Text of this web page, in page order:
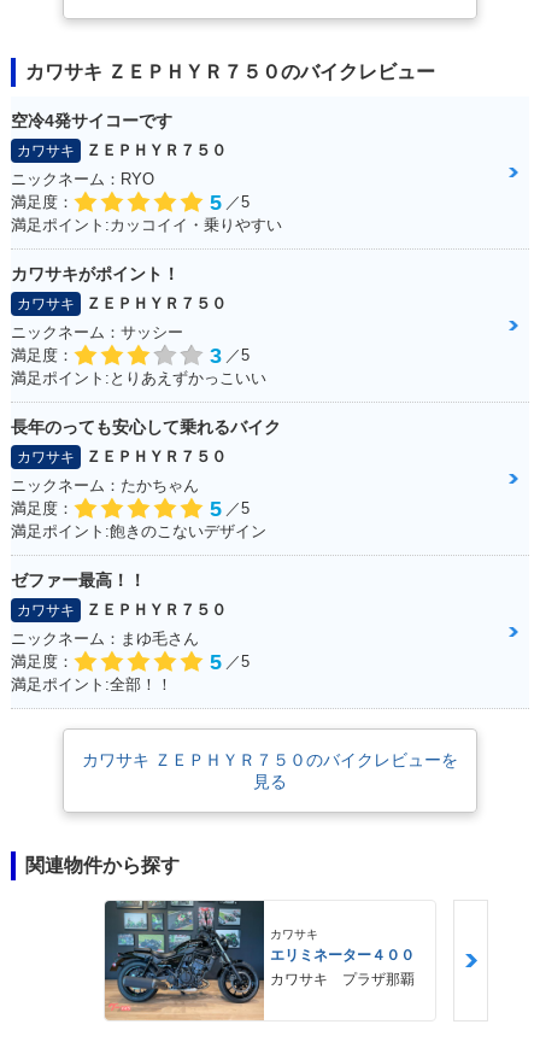
カワサキ ＺＥＰＨＹＲ７５０のバイクレビュー
空冷4発サイコーです
カワサキ
ＺＥＰＨＹＲ７５０
ニックネーム：RYO
満足度：
5 ／5
満足ポイント:カッコイイ・乗りやすい
カワサキがポイント！
カワサキ
ＺＥＰＨＹＲ７５０
ニックネーム：サッシー
満足度：
3 ／5
満足ポイント:とりあえずかっこいい
長年のっても安心して乗れるバイク
カワサキ
ＺＥＰＨＹＲ７５０
ニックネーム：たかちゃん
満足度：
5 ／5
満足ポイント:飽きのこないデザイン
ゼファー最高！！
カワサキ
ＺＥＰＨＹＲ７５０
ニックネーム：まゆ毛さん
満足度：
5 ／5
満足ポイント:全部！！
カワサキ ＺＥＰＨＹＲ７５０のバイクレビューを
見る
関連物件から探す
カワサキ
エリミネーター４００
カワサキ プラザ那覇